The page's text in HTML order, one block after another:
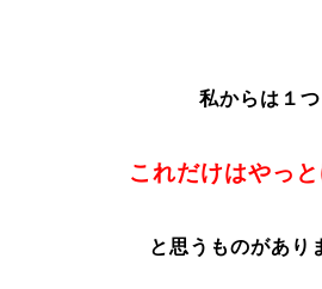
私からは１つ
これだけはやっと
と思うものがあり